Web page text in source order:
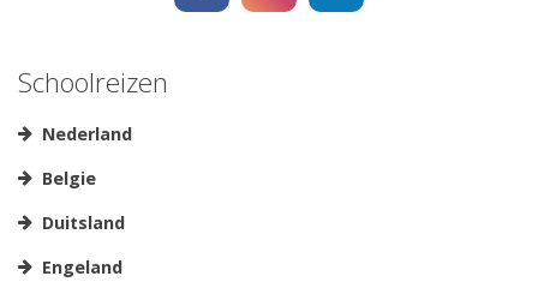
Schoolreizen
Nederland
Belgie
Duitsland
Engeland